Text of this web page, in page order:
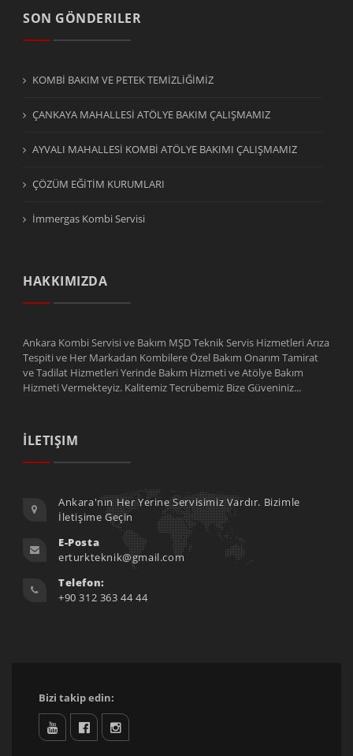
SON GÖNDERILER
KOMBİ BAKIM VE PETEK TEMİZLİĞİMİZ
ÇANKAYA MAHALLESİ ATÖLYE BAKIM ÇALIŞMAMIZ
AYVALI MAHALLESİ KOMBİ ATÖLYE BAKIMI ÇALIŞMAMIZ
ÇÖZÜM EĞİTİM KURUMLARI
İmmergas Kombi Servisi
HAKKIMIZDA
Ankara Kombi Servisi ve Bakım MŞD Teknik Servis Hizmetleri Arıza
Tespiti ve Her Markadan Kombilere Özel Bakım Onarım Tamirat
ve Tadilat Hizmetleri Yerinde Bakım Hizmeti ve Atölye Bakım
Hizmeti Vermekteyiz. Kalitemiz Tecrübemiz Bize Güveniniz...
İLETIŞIM
Ankara'nın Her Yerine Servisimiz Vardır. Bizimle
İletişime Geçin
E-Posta
erturkteknik@gmail.com
Telefon:
+90 312 363 44 44
Bizi takip edin: